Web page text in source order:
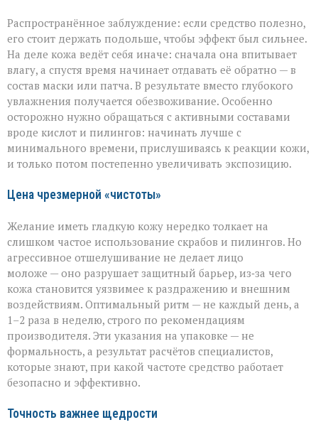
Распространённое заблуждение: если средство полезно,
его стоит держать подольше, чтобы эффект был сильнее.
На деле кожа ведёт себя иначе: сначала она впитывает
влагу, а спустя время начинает отдавать её обратно — в
состав маски или патча. В результате вместо глубокого
увлажнения получается обезвоживание. Особенно
осторожно нужно обращаться с активными составами
вроде кислот и пилингов: начинать лучше с
минимального времени, прислушиваясь к реакции кожи,
и только потом постепенно увеличивать экспозицию.
Цена чрезмерной «чистоты»
Желание иметь гладкую кожу нередко толкает на
слишком частое использование скрабов и пилингов. Но
агрессивное отшелушивание не делает лицо
моложе — оно разрушает защитный барьер, из‑за чего
кожа становится уязвимее к раздражению и внешним
воздействиям. Оптимальный ритм — не каждый день, а
1–2 раза в неделю, строго по рекомендациям
производителя. Эти указания на упаковке — не
формальность, а результат расчётов специалистов,
которые знают, при какой частоте средство работает
безопасно и эффективно.
Точность важнее щедрости